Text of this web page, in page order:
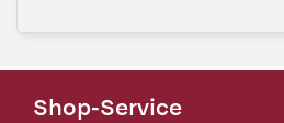
Shop-Service